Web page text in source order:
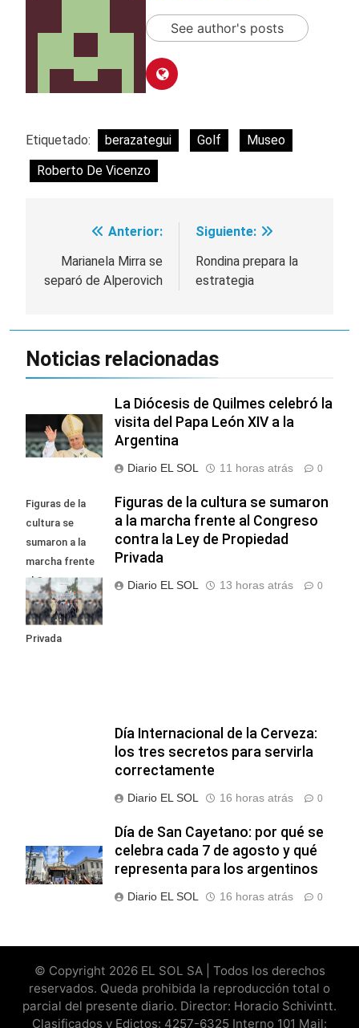
See author's posts
Etiquetado: berazategui Golf
Museo
Roberto De Vicenzo
Navegación
de
entradas
Anterior:
Marianela Mirra se
separó de Alperovich
Siguiente:
Rondina prepara la
estrategia
Noticias relacionadas
La Diócesis de Quilmes celebró la
visita del Papa León XIV a la
Argentina
Diario EL SOL 11 horas atrás 0
Figuras de la
cultura se
sumaron a la
marcha frente
al Congreso
contra la Ley de
Propiedad
Privada
Figuras de la cultura se sumaron
a la marcha frente al Congreso
contra la Ley de Propiedad
Privada
Diario EL SOL 13 horas atrás 0
Día Internacional de la Cerveza:
los tres secretos para servirla
correctamente
Diario EL SOL 16 horas atrás 0
Día de San Cayetano: por qué se
celebra cada 7 de agosto y qué
representa para los argentinos
Diario EL SOL 16 horas atrás 0
© Copyright 2026 EL SOL SA | Todos los derechos
reservados. Queda prohibida la reproducción total o
parcial del presente diario. Director: Horacio Schivintt.
Clasificados y Edictos: 4257-6325 Interno 101 Mail: